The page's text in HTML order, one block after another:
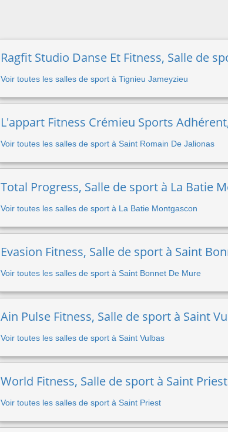
Ragfit Studio Danse Et Fitness, Salle de
Voir toutes les salles de sport à Tignieu Jameyzieu
L'appart Fitness Crémieu Sports
Voir toutes les salles de sport à Saint Romain De Jalionas
Total Progress, Salle de sport à La Batie
Voir toutes les salles de sport à La Batie Montgascon
Evasion Fitness, Salle de sport à Saint
Voir toutes les salles de sport à Saint Bonnet De Mure
Ain Pulse Fitness, Salle de sport à Saint
Voir toutes les salles de sport à Saint Vulbas
World Fitness, Salle de sport à Saint
Voir toutes les salles de sport à Saint Priest